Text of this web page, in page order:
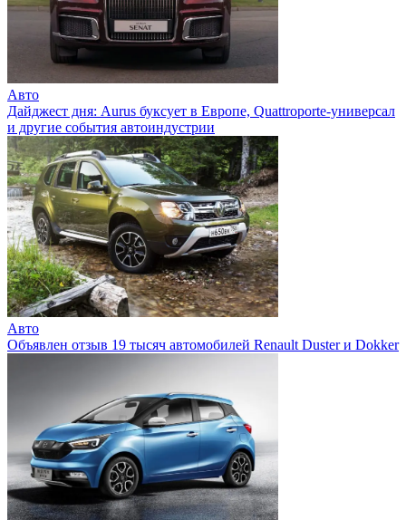
Авто
Дайджест дня: Aurus буксует в Европе, Quattroporte-универсал
и другие события автоиндустрии
Авто
Объявлен отзыв 19 тысяч автомобилей Renault Duster и Dokker